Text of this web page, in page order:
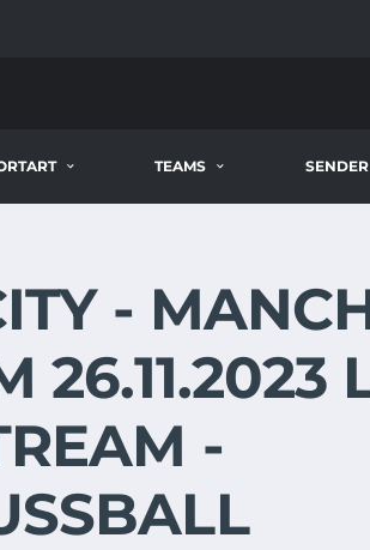
TEAMS SENDER
-
26.11.2023
-